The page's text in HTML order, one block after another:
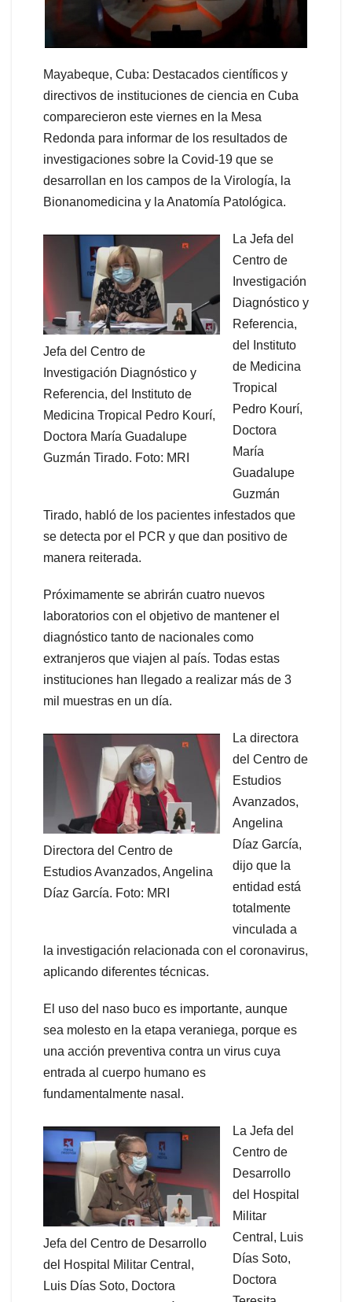
Mayabeque, Cuba: Destacados científicos y
directivos de instituciones de ciencia en Cuba
comparecieron este viernes en la Mesa
Redonda para informar de los resultados de
investigaciones sobre la Covid-19 que se
desarrollan en los campos de la Virología, la
Bionanomedicina y la Anatomía Patológica.
Jefa del Centro de
Investigación Diagnóstico y
Referencia, del Instituto de
Medicina Tropical Pedro Kourí,
Doctora María Guadalupe
Guzmán Tirado. Foto: MRI
La Jefa del
Centro de
Investigación
Diagnóstico y
Referencia,
del Instituto
de Medicina
Tropical
Pedro Kourí,
Doctora
María
Guadalupe
Guzmán
Tirado, habló de los pacientes infestados que
se detecta por el PCR y que dan positivo de
manera reiterada.
Próximamente se abrirán cuatro nuevos
laboratorios con el objetivo de mantener el
diagnóstico tanto de nacionales como
extranjeros que viajen al país. Todas estas
instituciones han llegado a realizar más de 3
mil muestras en un día.
Directora del Centro de
Estudios Avanzados, Angelina
Díaz García. Foto: MRI
La directora
del Centro de
Estudios
Avanzados,
Angelina
Díaz García,
dijo que la
entidad está
totalmente
vinculada a
la investigación relacionada con el coronavirus,
aplicando diferentes técnicas.
El uso del naso buco es importante, aunque
sea molesto en la etapa veraniega, porque es
una acción preventiva contra un virus cuya
entrada al cuerpo humano es
fundamentalmente nasal.
Jefa del Centro de Desarrollo
del Hospital Militar Central,
Luis Días Soto, Doctora
La Jefa del
Centro de
Desarrollo
del Hospital
Militar
Central, Luis
Días Soto,
Doctora